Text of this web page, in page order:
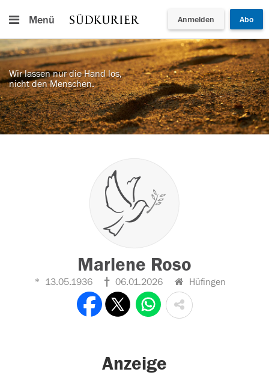
Menü Anmelden Abo
Wir lassen nur die Hand los,
nicht den Menschen.
Marlene Roso
13.05.1936 06.01.2026 Hüfingen
Anzeige